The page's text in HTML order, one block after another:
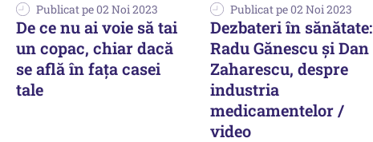
Publicat pe 02 Noi 2023
De ce nu ai voie să tai
un copac, chiar dacă
se află în fața casei
tale
Publicat pe 02 Noi 2023
Dezbateri în sănătate:
Radu Gănescu și Dan
Zaharescu, despre
industria
medicamentelor /
video